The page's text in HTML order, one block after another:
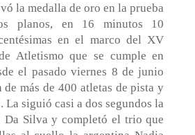
la medalla de oro en la prueba
planos, en 16 minutos 10
en el marco del XV
Atletismo que se cumple en
el pasado viernes 8 de junio
más de 400 atletas de pista y
La siguió casi a dos segundos la
Da Silva y completó el trio que